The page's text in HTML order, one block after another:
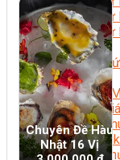
Khởi Sự
Khởi Sự
AirBnB
Kiến
Marketing
Digital
Chuyên Đề Hàu
Nhật 16 Vị